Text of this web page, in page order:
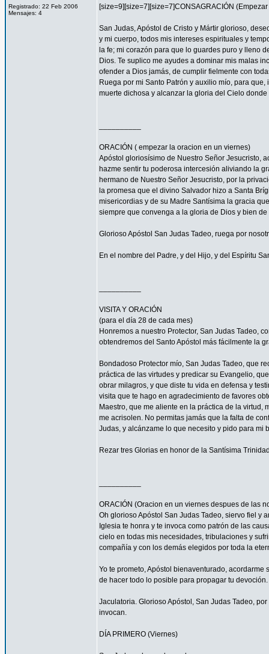
Registrado: 22 Feb 2006
Mensajes: 4
[size=9][size=7][size=7]CONSAGRACIÓN
San Judas, Apóstol de Cristo y Mártir glorioso,
y mi cuerpo, todos mis intereses espirituales y
la fe; mi corazón para que lo guardes puro y lleno
Dios. Te suplico me ayudes a dominar mis malas
ofender a Dios jamás, de cumplir fielmente con
Ruega por mi Santo Patrón y auxilio mío, para
muerte dichosa y alcanzar la gloria del Cielo
ORACIÓN ( empezar la oracion en un viernes)
Apóstol gloriosísimo de Nuestro Señor Jesucristo,
hazme sentir tu poderosa intercesión aliviando la
hermano de Nuestro Señor Jesucristo, por la
la promesa que el divino Salvador hizo a Santa
misericordias y de su Madre Santísima la gracia
siempre que convenga a la gloria de Dios y bien de
Glorioso Apóstol San Judas Tadeo, ruega por
En el nombre del Padre, y del Hijo, y del Espíritu
VISITA Y ORACIÓN
(para el día 28 de cada mes)
Honremos a nuestro Protector, San Judas Tadeo,
obtendremos del Santo Apóstol más fácilmente la
Bondadoso Protector mío, San Judas Tadeo, que
práctica de las virtudes y predicar su Evangelio,
obrar milagros, y que diste tu vida en defensa y
visita que te hago en agradecimiento de favores
Maestro, que me aliente en la práctica de la
me acrisolen. No permitas jamás que la falta de
Judas, y alcánzame lo que necesito y pido para mi
Rezar tres Glorias en honor de la Santísima
ORACIÓN (Oracion en un viernes despues de las
Oh glorioso Apóstol San Judas Tadeo, siervo fiel y
Iglesia te honra y te invoca como patrón de las
cielo en todas mis necesidades, tribulaciones y
compañía y con los demás elegidos por toda la
Yo te prometo, Apóstol bienaventurado,
de hacer todo lo posible para propagar tu devoción.
Jaculatoria. Glorioso Apóstol, San Judas Tadeo,
invocan.
DÍA PRIMERO (Viernes)